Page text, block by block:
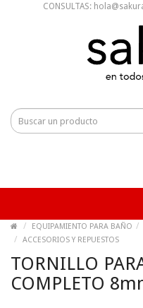
CONSULTAS:
EQUIPAMIENTO PARA BAÑO
ACCESORIOS Y REPUESTOS
TORNILLO
COMPLETO